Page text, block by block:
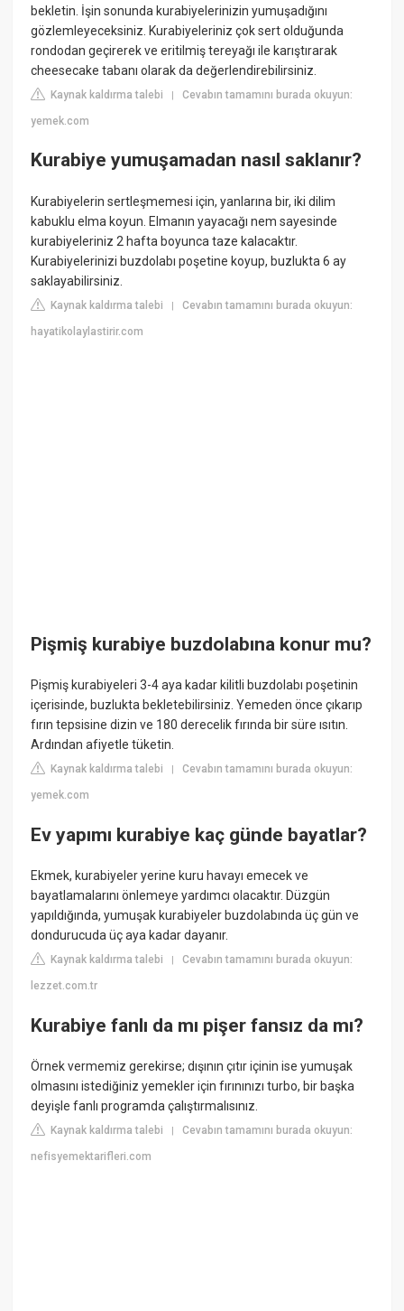
bekletin. İşin sonunda kurabiyelerinizin yumuşadığını
gözlemleyeceksiniz. Kurabiyeleriniz çok sert olduğunda
rondodan geçirerek ve eritilmiş tereyağı ile karıştırarak
cheesecake tabanı olarak da değerlendirebilirsiniz.
Kaynak kaldırma talebi |Cevabın tamamını burada okuyun:
yemek.com
Kurabiye yumuşamadan nasıl saklanır?
Kurabiyelerin sertleşmemesi için, yanlarına bir, iki dilim
kabuklu elma koyun. Elmanın yayacağı nem sayesinde
kurabiyeleriniz 2 hafta boyunca taze kalacaktır.
Kurabiyelerinizi buzdolabı poşetine koyup, buzlukta 6 ay
saklayabilirsiniz.
Kaynak kaldırma talebi |Cevabın tamamını burada okuyun:
hayatikolaylastirir.com
Pişmiş kurabiye buzdolabına konur mu?
Pişmiş kurabiyeleri 3-4 aya kadar kilitli buzdolabı poşetinin
içerisinde, buzlukta bekletebilirsiniz. Yemeden önce çıkarıp
fırın tepsisine dizin ve 180 derecelik fırında bir süre ısıtın.
Ardından afiyetle tüketin.
Kaynak kaldırma talebi |Cevabın tamamını burada okuyun:
yemek.com
Ev yapımı kurabiye kaç günde bayatlar?
Ekmek, kurabiyeler yerine kuru havayı emecek ve
bayatlamalarını önlemeye yardımcı olacaktır. Düzgün
yapıldığında, yumuşak kurabiyeler buzdolabında üç gün ve
dondurucuda üç aya kadar dayanır.
Kaynak kaldırma talebi |Cevabın tamamını burada okuyun:
lezzet.com.tr
Kurabiye fanlı da mı pişer fansız da mı?
Örnek vermemiz gerekirse; dışının çıtır içinin ise yumuşak
olmasını istediğiniz yemekler için fırınınızı turbo, bir başka
deyişle fanlı programda çalıştırmalısınız.
Kaynak kaldırma talebi |Cevabın tamamını burada okuyun:
nefisyemektarifleri.com